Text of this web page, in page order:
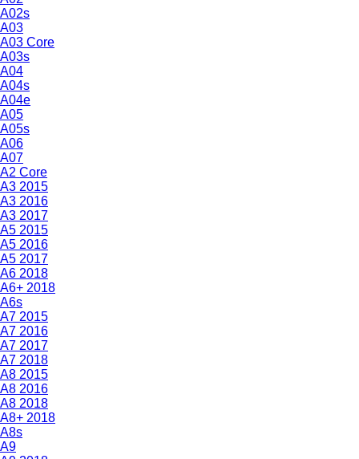
A02s
A03
A03 Core
A03s
A04
A04s
A04e
A05
A05s
A06
A07
A2 Core
A3 2015
A3 2016
A3 2017
A5 2015
A5 2016
A5 2017
A6 2018
A6+ 2018
A6s
A7 2015
A7 2016
A7 2017
A7 2018
A8 2015
A8 2016
A8 2018
A8+ 2018
A8s
A9